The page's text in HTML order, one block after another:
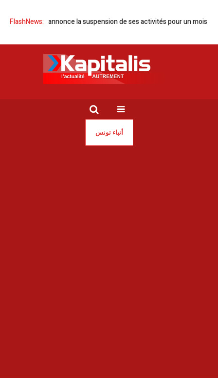
FlashNews:
Tunisie annonce la suspension de ses activités pour un mois
أنباء تونس